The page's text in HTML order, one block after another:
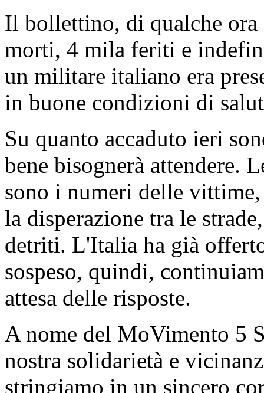
Il bollettino, di qualche ora
morti, 4 mila feriti e
un militare italiano era
in buone condizioni di
Su quanto accaduto ieri
bene bisognerà attendere.
sono i numeri delle
la disperazione tra le
detriti. L'Italia ha già
sospeso, quindi,
attesa delle risposte.
A nome del MoVimento 5
nostra solidarietà e
stringiamo in un sincero